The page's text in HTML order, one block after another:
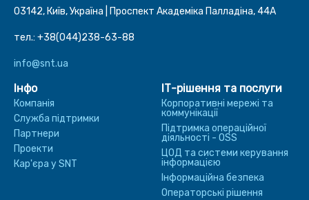
03142, Київ, Україна | Проспект Академіка Палладіна, 44A
тел.: +38(044)238-63-88
info@snt.ua
Інфо
Компанія
Служба підтримки
Партнери
Проекти
Кар'єра у SNT
ІТ-рішення та послуги
Корпоративні мережі та
коммунікації
Підтримка операційної
діяльності - OSS
ЦОД та системи керування
інформацією
Інформаційна безпека
Операторські рішення